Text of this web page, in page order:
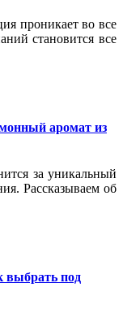
проникает во все
становится все
аромат из
за уникальный
Рассказываем об
выбрать под